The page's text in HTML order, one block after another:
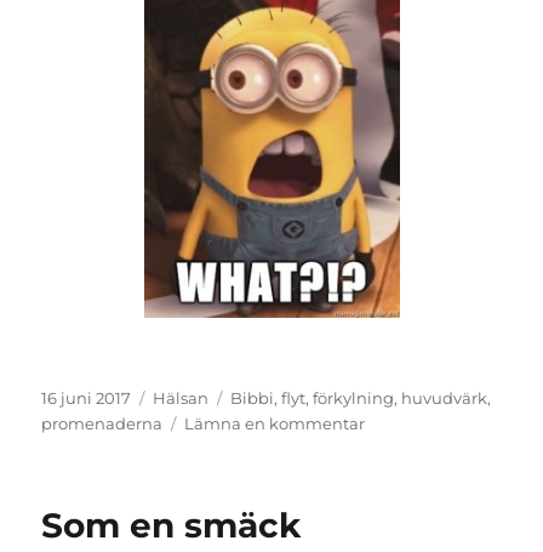
Publicerat
den
16 juni 2017 Kategorier
Hälsan Etiketter
Bibbi,flyt,förkylning, huvudvärk,
promenaderna
Lämna en kommentartill
Som en smäck